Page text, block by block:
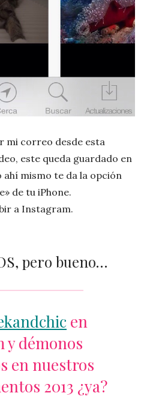
mi correo desde esta
este queda guardado en
mismo te da la opción
de tu iPhone.
a Instagram.
pero bueno…
en
y démonos
en nuestros
2013 ¿ya?